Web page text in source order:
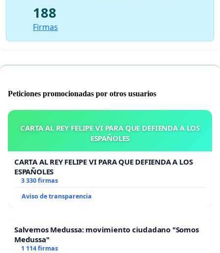
188
Firmas
Peticiones promocionadas por otros usuarios
CARTA AL REY FELIPE VI PARA QUE DEFIENDA A LOS
ESPAÑOLES
CARTA AL REY FELIPE VI PARA QUE DEFIENDA A LOS
ESPAÑOLES
3 330 firmas
Aviso de transparencia
Salvemos Medussa: movimiento ciudadano "Somos
Medussa"
1 114 firmas